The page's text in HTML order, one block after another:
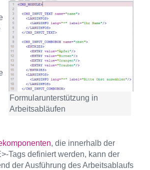
Formularunterstützung in
Arbeitsabläufen
, die innerhalb der
Tags definiert werden, kann der
der Ausführung des Arbeitsablaufs